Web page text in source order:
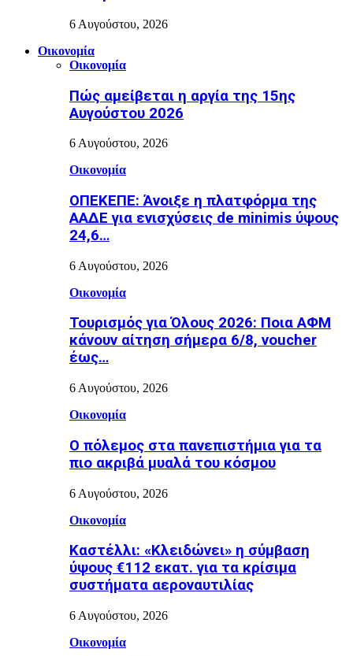
6 Αυγούστου, 2026
Οικονομία
Οικονομία
Πώς αμείβεται η αργία της 15ης
Αυγούστου 2026
6 Αυγούστου, 2026
Οικονομία
ΟΠΕΚΕΠΕ: Άνοιξε η πλατφόρμα της
ΑΑΔΕ για ενισχύσεις de minimis ύψους
24,6…
6 Αυγούστου, 2026
Οικονομία
Τουρισμός για Όλους 2026: Ποια ΑΦΜ
κάνουν αίτηση σήμερα 6/8, voucher
έως…
6 Αυγούστου, 2026
Οικονομία
Ο πόλεμος στα πανεπιστήμια για τα
πιο ακριβά μυαλά του κόσμου
6 Αυγούστου, 2026
Οικονομία
Καστέλλι: «Κλειδώνει» η σύμβαση
ύψους €112 εκατ. για τα κρίσιμα
συστήματα αεροναυτιλίας
6 Αυγούστου, 2026
Οικονομία